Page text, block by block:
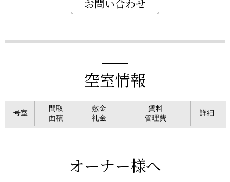
空室情報
号室
間取
面積
敷金
礼金
賃料
管理費
詳細
オーナー様へ